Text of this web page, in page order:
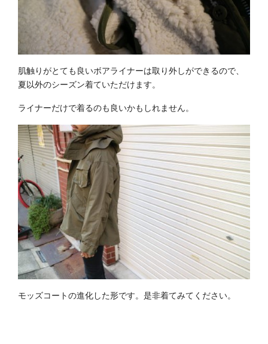
肌触りがとても良いボアライナーは取り外しができるので、
夏以外のシーズン着ていただけます。
ライナーだけで着るのも良いかもしれません。
モッズコートの進化した形です。是非着てみてください。